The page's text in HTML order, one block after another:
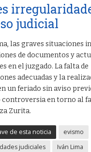
judicial
las graves situaciones
de documentos y
en el juzgado. La falta de
adecuadas y la
un feriado sin aviso
controversia en torno al
Zurita.
de esta noticia
evismo
judiciales
Iván Lima